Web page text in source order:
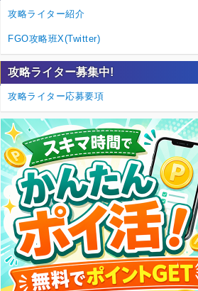
攻略ライター紹介
FGO攻略班X(Twitter)
攻略ライター募集中!
攻略ライター応募要項